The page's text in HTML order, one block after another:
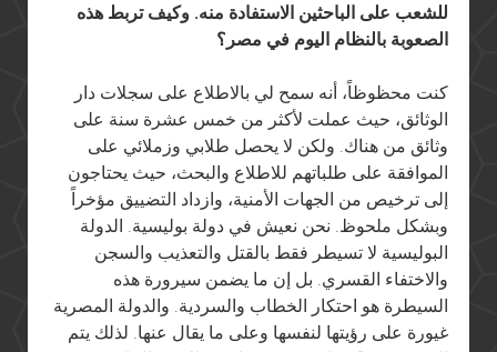
للشعب على الباحثين الاستفادة منه. وكيف تربط هذه
الصعوبة بالنظام اليوم في مصر؟
كنت محظوظاً، أنه سمح لي بالاطلاع على سجلات دار
الوثائق، حيث عملت لأكثر من خمس عشرة سنة على
وثائق من هناك. ولكن لا يحصل طلابي وزملائي على
الموافقة على طلباتهم للاطلاع والبحث، حيث يحتاجون
إلى ترخيص من الجهات الأمنية، وازداد التضييق مؤخراً
وبشكل ملحوظ. نحن نعيش في دولة بوليسية. الدولة
البوليسية لا تسيطر فقط بالقتل والتعذيب والسجن
والاختفاء القسري. بل إن ما يضمن سيرورة هذه
السيطرة هو احتكار الخطاب والسردية. والدولة المصرية
غيورة على رؤيتها لنفسها وعلى ما يقال عنها. لذلك يتم